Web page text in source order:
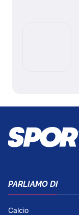
PARLIAMO DI
Calcio